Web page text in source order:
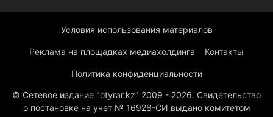
Условия использования материалов
Реклама на площадках медиахолдинга Контакты
Политика конфиденциальности
© Сетевое издание "otyrar.kz" 2009 - 2026. Свидетельство
о постановке на учет № 16928-СИ выдано комитетом